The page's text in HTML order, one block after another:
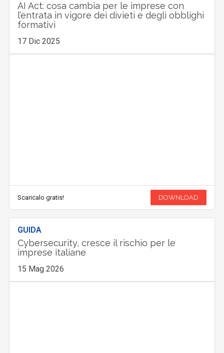
AI Act: cosa cambia per le imprese con
l’entrata in vigore dei divieti e degli obblighi
formativi
17 Dic 2025
Scaricalo gratis! DOWNLOAD
GUIDA
Cybersecurity, cresce il rischio per le
imprese italiane
15 Mag 2026